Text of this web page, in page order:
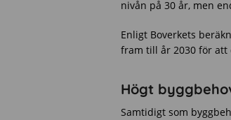
nivån på 30 år, men
Enligt Boverkets
fram till år 2030 för att
Högt
Samtidigt som